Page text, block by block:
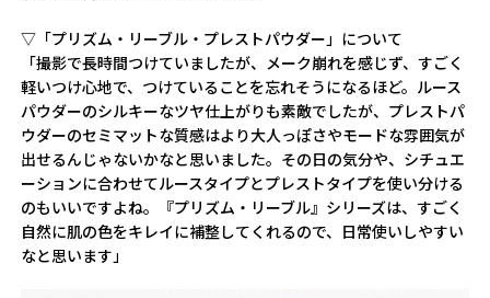
▽「プリズム・リーブル・プレストパウダー」について
「撮影で長時間つけていましたが、メーク崩れを感じず、すごく
軽いつけ心地で、つけていることを忘れそうになるほど。ルース
パウダーのシルキーなツヤ仕上がりも素敵でしたが、プレストパ
ウダーのセミマットな質感はより大人っぽさやモードな雰囲気が
出せるんじゃないかなと思いました。その日の気分や、シチュエ
ーションに合わせてルースタイプとプレストタイプを使い分ける
のもいいですよね。『プリズム・リーブル』シリーズは、すごく
自然に肌の色をキレイに補整してくれるので、日常使いしやすい
なと思います」